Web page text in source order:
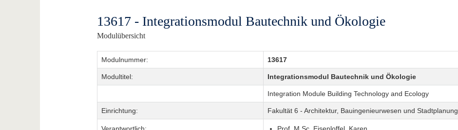
13617 - Integrationsmodul Bautechnik und Ökologie
Modulübersicht
Modulnummer: 13617
Modultitel: Integrationsmodul Bautechnik und Ökologie
Integration Module Building Technology and Ecology
Einrichtung: Fakultät 6 - Architektur, Bauingenieurwesen und Stadtplanung